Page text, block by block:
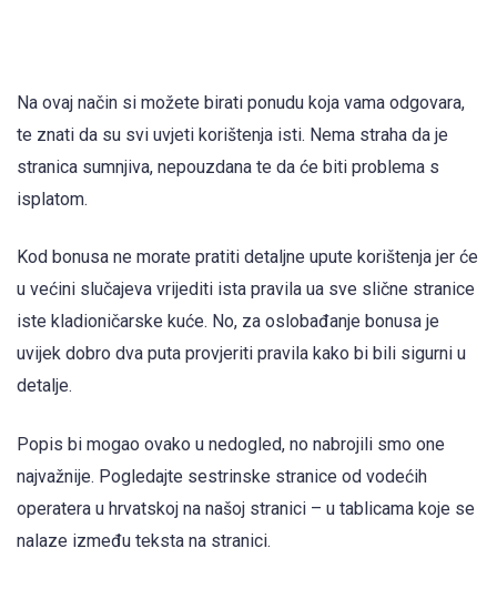
Na ovaj način si možete birati ponudu koja vama odgovara,
te znati da su svi uvjeti korištenja isti. Nema straha da je
stranica sumnjiva, nepouzdana te da će biti problema s
isplatom.
Kod bonusa ne morate pratiti detaljne upute korištenja jer će
u većini slučajeva vrijediti ista pravila ua sve slične stranice
iste kladioničarske kuće. No, za oslobađanje bonusa je
uvijek dobro dva puta provjeriti pravila kako bi bili sigurni u
detalje.
Popis bi mogao ovako u nedogled, no nabrojili smo one
najvažnije. Pogledajte sestrinske stranice od vodećih
operatera u hrvatskoj na našoj stranici – u tablicama koje se
nalaze između teksta na stranici.